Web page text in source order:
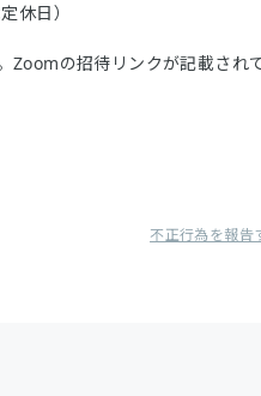
休日）
の招待リンクが記載され
不正行為を報告